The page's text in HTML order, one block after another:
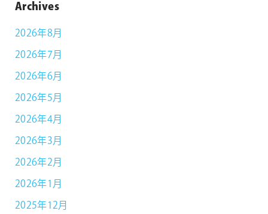
Archives
2026年8月
2026年7月
2026年6月
2026年5月
2026年4月
2026年3月
2026年2月
2026年1月
2025年12月